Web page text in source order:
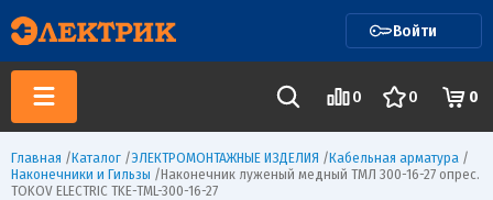
Войти
0 0 0
Главная /Каталог /ЭЛЕКТРОМОНТАЖНЫЕ ИЗДЕЛИЯ /Кабельная арматура /
Наконечники и Гильзы /Наконечник луженый медный ТМЛ 300-16-27 опрес.
TOKOV ELECTRIC TKE-TML-300-16-27